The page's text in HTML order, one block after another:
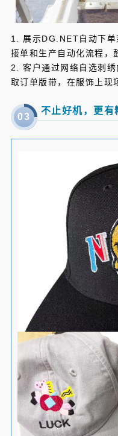
1. 展示DG.NET自动下单
接单和生产自动化流程，
2. 客户通过网络自选刺
取订单版带，在服饰上现
03
不止好机，更有